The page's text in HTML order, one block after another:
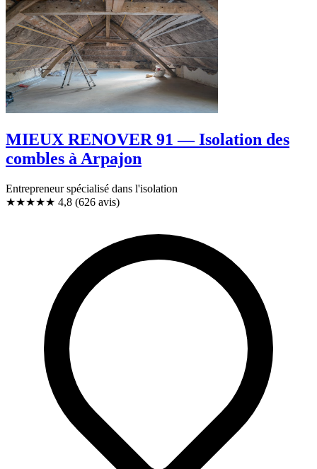
MIEUX RENOVER 91 — Isolation des
combles à Arpajon
Entrepreneur spécialisé dans l'isolation
★★★★★ 4,8 (626 avis)